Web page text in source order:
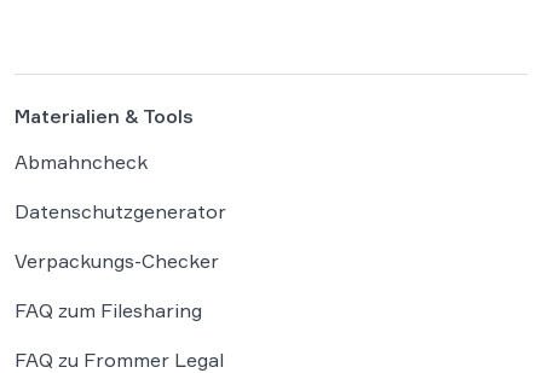
Materialien & Tools
Abmahncheck
Datenschutzgenerator
Verpackungs-Checker
FAQ zum Filesharing
FAQ zu Frommer Legal